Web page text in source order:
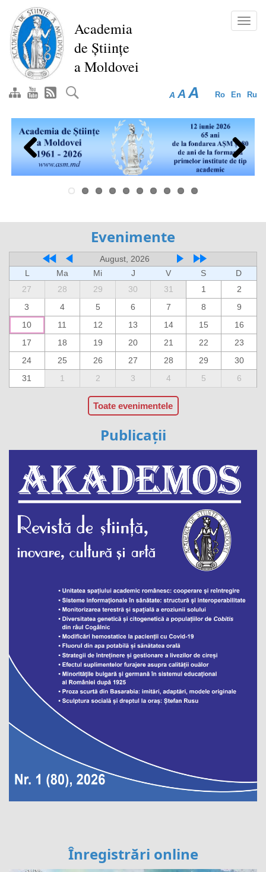
Перейти
основному
содержанию
Academia
de Științe
a Moldovei
Ro En Ru
A A A
Previous Next
Evenimente
August, 2026
L
Ma Mi J V S
D
27
28 29 30 31 1
2
3
4 5 6 7 8
9
10
11 12 13 14 15
16
17
18 19 20 21 22
23
24
25 26 27 28 29
30
31
1 2 3 4 5 6
Toate evenimentele
Publicații
Înregistrări online